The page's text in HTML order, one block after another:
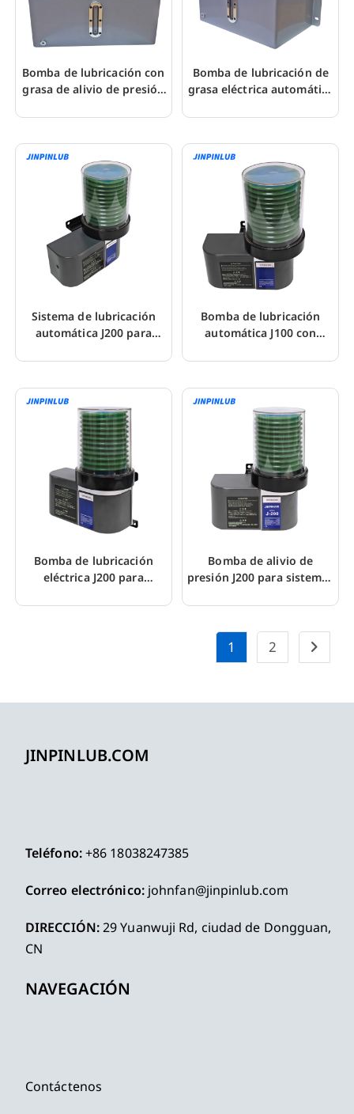
Bomba de lubricación con
grasa de alivio de presión
temporizador
Bomba de lubricación de
grasa eléctrica automática
Sistema de lubricación
automática J200 para
Bomba de lubricación
automática J100 con
llenado
Bomba de lubricación
eléctrica J200 para
una sola línea
Bomba de alivio de
presión J200 para sistemas
única
1 2
JINPINLUB.COM
Teléfono:+86 18038247385
Correo electrónico: johnfan@jinpinlub.com
DIRECCIÓN:29 Yuanwuji Rd, ciudad de Dongguan,
CN
NAVEGACIÓN
Contáctenos